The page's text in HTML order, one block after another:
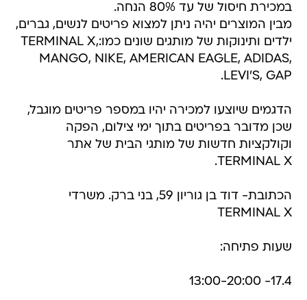
במכירת חיסול של עד 80% הנחה.
מבין המוצרים יהיה ניתן למצוא פריטים לנשים, גברים,
ילדים ותינוקות של מותגים שונים כמו:TERMINAL X,
MANGO, NIKE, AMERICAN EAGLE, ADIDAS,
LEVI'S, GAP.
הדגמים שיוצעו למכירה יהיו במספר פריטים מוגבל,
שכן מדובר בפריטים בתוך ימי צילום, הפקה
וקולקציות חדשות של מותגי הבית של אתר
TERMINAL X.
הכתובת- דוד בן גוריון 59, בני ברק. משרדי
TERMINAL X
שעות פתיחה:
17.4- 13:00-20:00